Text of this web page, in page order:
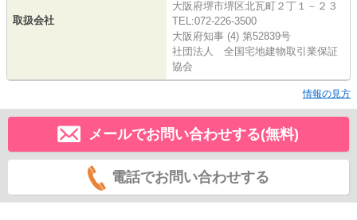
取扱会社
大阪府堺市堺区北瓦町２丁１－２３
TEL:072-226-3500
大阪府知事 (4) 第52839号
社団法人 全国宅地建物取引業保証
協会
情報の見方
メールでお問い合わせする(無料)
電話でお問い合わせする